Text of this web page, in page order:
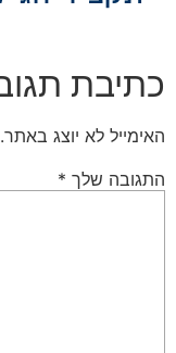
כתיבת
האימייל לא יוצג באתר.
התגובה שלך *